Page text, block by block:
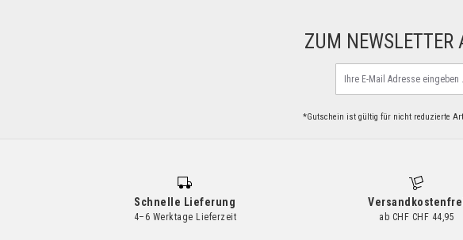
ZUM NEWSLETTER
Sie
für
*Gutschein ist gültig für nicht reduzierte
Schnelle Lieferung
4–6 Werktage Lieferzeit ab CHF CHF 44,95